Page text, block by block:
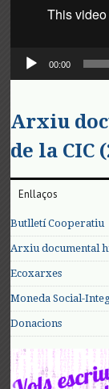
00:00
Arxiu
de la CIC
Enllaços
Butlletí Cooperatiu
Arxiu documental
Ecoxarxes
Moneda Social-
Donacions